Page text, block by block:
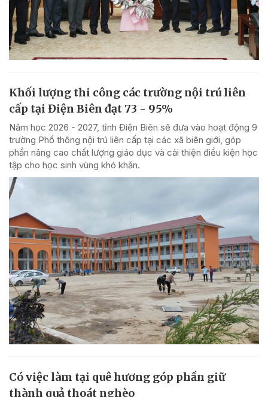
Khối lượng thi công các trường nội trú liên
cấp tại Điện Biên đạt 73 - 95%
Năm học 2026 - 2027, tỉnh Điện Biên sẽ đưa vào hoạt động 9
trường Phổ thông nội trú liên cấp tại các xã biên giới, góp
phần nâng cao chất lượng giáo dục và cải thiện điều kiện học
tập cho học sinh vùng khó khăn.
Có việc làm tại quê hương góp phần giữ
thành quả thoát nghèo